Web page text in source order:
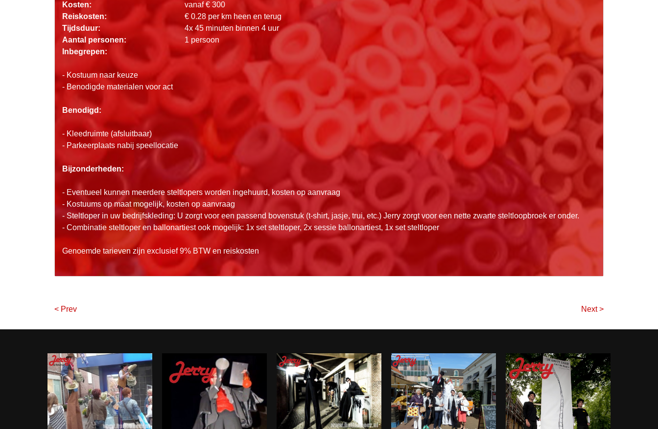
Kosten:
vanaf € 300
Reiskosten:
€ 0.28 per km heen en terug
Tijdsduur:
4x 45 minuten binnen 4 uur
Aantal personen:
1 persoon
Inbegrepen:
- Kostuum naar keuze
- Benodigde materialen voor act
Benodigd:
- Kleedruimte (afsluitbaar)
- Parkeerplaats nabij speellocatie
Bijzonderheden:
- Eventueel kunnen meerdere steltlopers worden ingehuurd, kosten op aanvraag
- Kostuums op maat mogelijk, kosten op aanvraag
- Steltloper in uw bedrijfskleding: U zorgt voor een passend bovenstuk (t-shirt, jasje, trui, etc.) Jerry zorgt voor een nette zwarte steltloopbroek er onder.
- Combinatie steltloper en ballonartiest ook mogelijk: 1x set steltloper, 2x sessie ballonartiest, 1x set steltloper
Genoemde tarieven zijn exclusief 9% BTW en reiskosten
< Prev Next >